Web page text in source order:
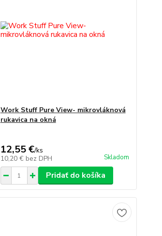
Work Stuff Pure View- mikrovláknová
rukavica na okná
12,55 €/ks
10,20 € bez DPH Skladom
Pridať do košíka